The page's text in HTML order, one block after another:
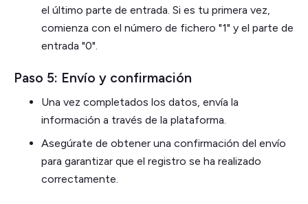
el último parte de entrada. Si es tu primera vez,
comienza con el número de fichero "1" y el parte de
entrada "0".
Paso 5: Envío y confirmación
Una vez completados los datos, envía la
información a través de la plataforma.
Asegúrate de obtener una confirmación del envío
para garantizar que el registro se ha realizado
correctamente.